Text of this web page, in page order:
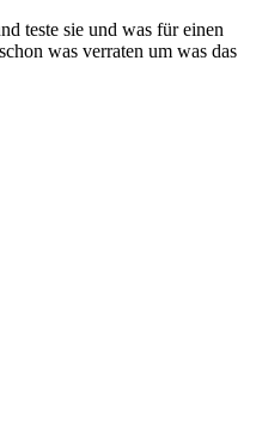
teste sie und was für einen
was verraten um was das